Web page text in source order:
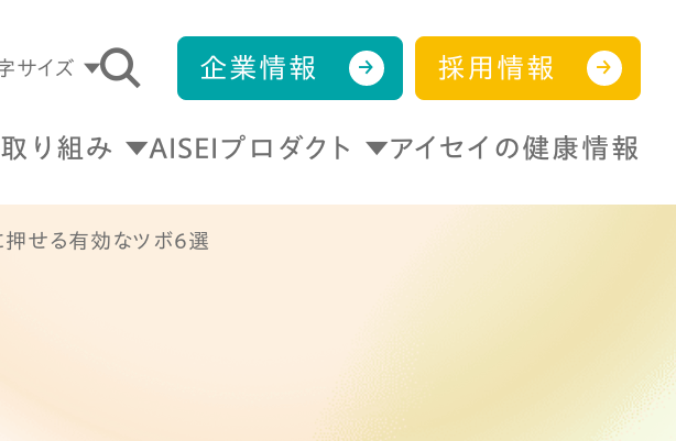
サイズ 企業情報 採用情報
り組み AISEIプロダクト アイセイの健康情報
押せる有効なツボ6選